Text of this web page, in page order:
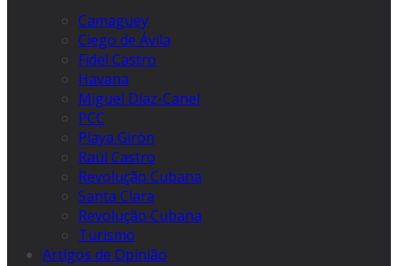
Camagüey
Ciego de Ávila
Fidel Castro
Havana
Miguel Díaz-Canel
PCC
Playa Girón
Raúl Castro
Revolução Cubana
Santa Clara
Revolução Cubana
Turismo
Artigos de Opinião